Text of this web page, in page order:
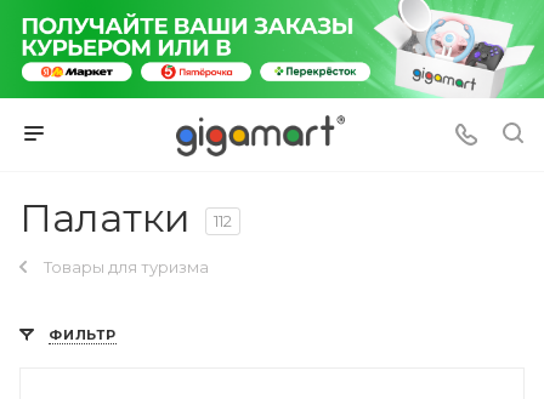
Палатки 112
Товары для туризма
ФИЛЬТР